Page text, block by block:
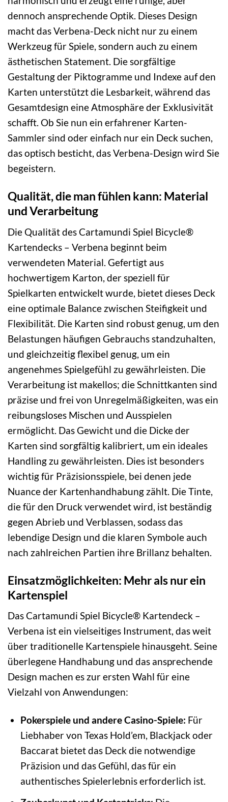
dennoch ansprechende Optik. Dieses Design
macht das Verbena-Deck nicht nur zu einem
Werkzeug für Spiele, sondern auch zu einem
ästhetischen Statement. Die sorgfältige
Gestaltung der Piktogramme und Indexe auf den
Karten unterstützt die Lesbarkeit, während das
Gesamtdesign eine Atmosphäre der Exklusivität
schafft. Ob Sie nun ein erfahrener Karten-
Sammler sind oder einfach nur ein Deck suchen,
das optisch besticht, das Verbena-Design wird Sie
begeistern.
Qualität, die man fühlen kann: Material
und Verarbeitung
Die Qualität des Cartamundi Spiel Bicycle®
Kartendecks – Verbena beginnt beim
verwendeten Material. Gefertigt aus
hochwertigem Karton, der speziell für
Spielkarten entwickelt wurde, bietet dieses Deck
eine optimale Balance zwischen Steifigkeit und
Flexibilität. Die Karten sind robust genug, um den
Belastungen häufigen Gebrauchs standzuhalten,
und gleichzeitig flexibel genug, um ein
angenehmes Spielgefühl zu gewährleisten. Die
Verarbeitung ist makellos; die Schnittkanten sind
präzise und frei von Unregelmäßigkeiten, was ein
reibungsloses Mischen und Ausspielen
ermöglicht. Das Gewicht und die Dicke der
Karten sind sorgfältig kalibriert, um ein ideales
Handling zu gewährleisten. Dies ist besonders
wichtig für Präzisionsspiele, bei denen jede
Nuance der Kartenhandhabung zählt. Die Tinte,
die für den Druck verwendet wird, ist beständig
gegen Abrieb und Verblassen, sodass das
lebendige Design und die klaren Symbole auch
nach zahlreichen Partien ihre Brillanz behalten.
Einsatzmöglichkeiten: Mehr als nur ein
Kartenspiel
Das Cartamundi Spiel Bicycle® Kartendeck –
Verbena ist ein vielseitiges Instrument, das weit
über traditionelle Kartenspiele hinausgeht. Seine
überlegene Handhabung und das ansprechende
Design machen es zur ersten Wahl für eine
Vielzahl von Anwendungen:
Pokerspiele und andere Casino-Spiele: Für
Liebhaber von Texas Hold’em, Blackjack oder
Baccarat bietet das Deck die notwendige
Präzision und das Gefühl, das für ein
authentisches Spielerlebnis erforderlich ist.